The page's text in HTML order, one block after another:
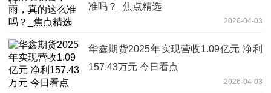
准吗？_焦点精选
2026-04-03
华鑫期货2025年实现营收1.09亿元 净利
157.43万元 今日看点
2026-04-03